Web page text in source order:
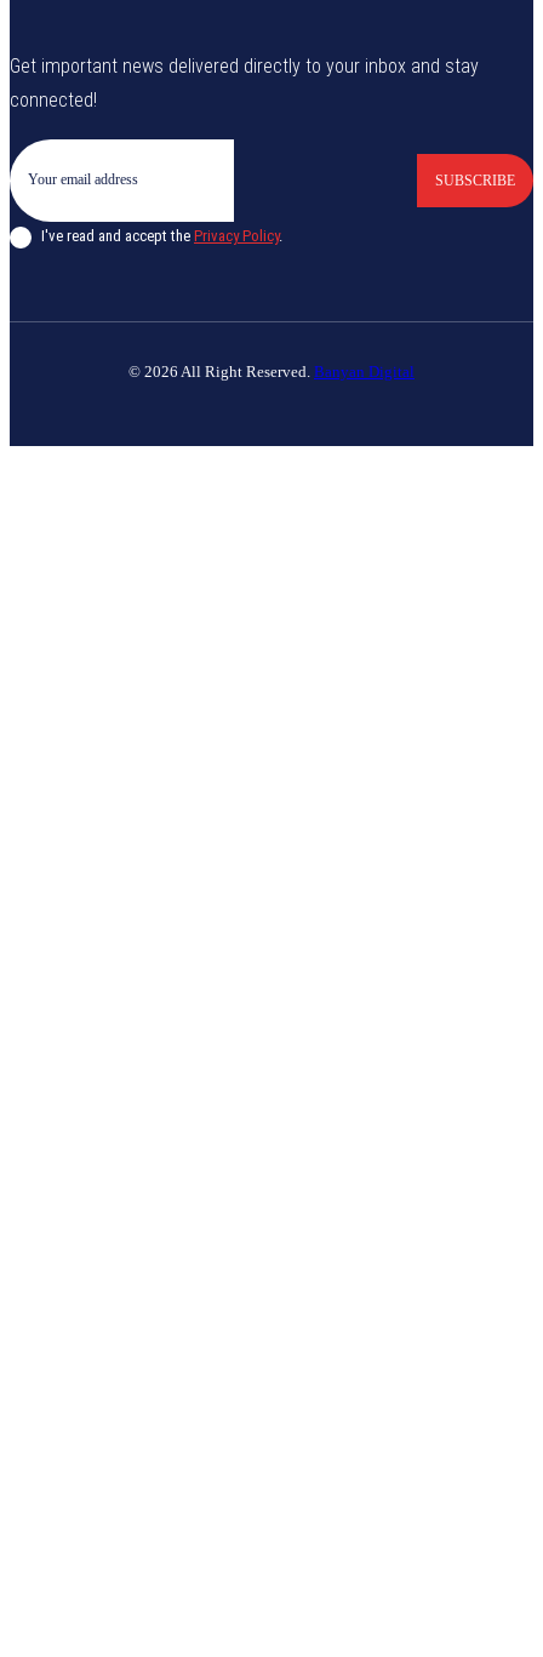
Get important news delivered directly to your inbox and stay
connected!
SUBSCRIBE
I've read and accept the Privacy Policy.
© 2026 All Right Reserved. Banyan Digital